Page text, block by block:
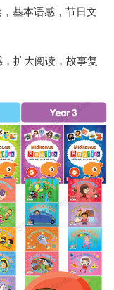
基本语感，节日文
扩大阅读，故事复